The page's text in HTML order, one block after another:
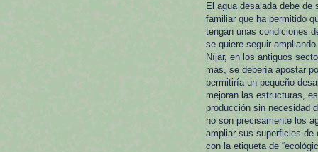
El agua desalada debe de
familiar que ha permitido
tengan unas condiciones
se quiere seguir
Níjar, en los antiguos
más, se debería apostar
permitiría un pequeño
mejoran las estructuras,
producción sin necesidad
no son precisamente los
ampliar sus superficies
con la etiqueta de